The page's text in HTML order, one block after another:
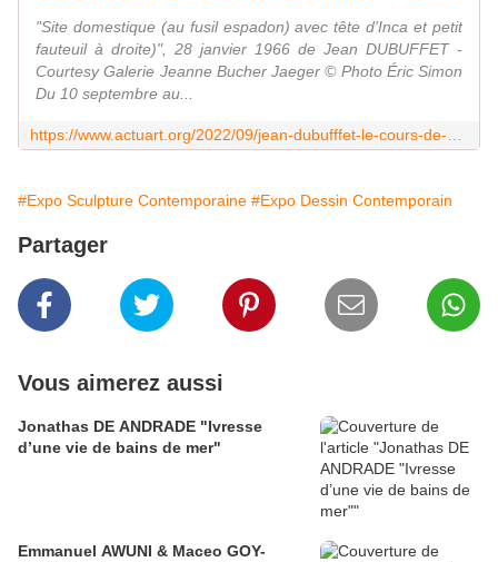
"Site domestique (au fusil espadon) avec tête d'Inca et petit
fauteuil à droite)", 28 janvier 1966 de Jean DUBUFFET -
Courtesy Galerie Jeanne Bucher Jaeger © Photo Éric Simon
Du 10 septembre au...
#Expo Sculpture Contemporaine #Expo Dessin Contemporain
Partager
Vous aimerez aussi
Jonathas DE ANDRADE "Ivresse
d’une vie de bains de mer"
Emmanuel AWUNI & Maceo GOY-